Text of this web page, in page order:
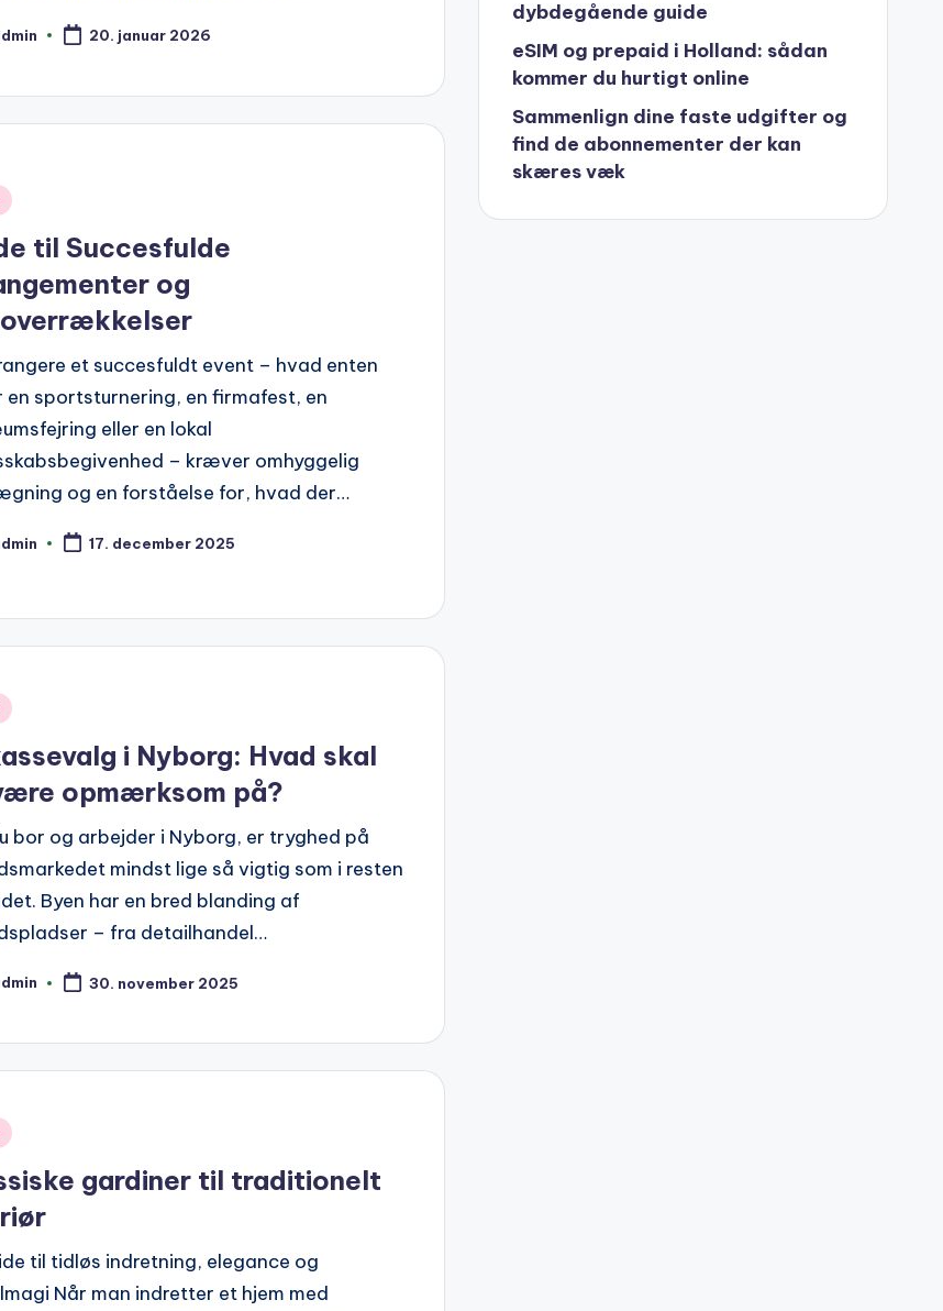
20. januar 2026
til Succesfulde
og
et succesfuldt event – hvad enten
en sportsturnering, en firmafest, en
eller en lokal
– kræver omhyggelig
og en forståelse for, hvad der…
17. december 2025
i Nyborg: Hvad skal
opmærksom på?
bor og arbejder i Nyborg, er tryghed på
mindst lige så vigtig som i resten
Byen har en bred blanding af
– fra detailhandel…
30. november 2025
gardiner til traditionelt
til tidløs indretning, elegance og
Når man indretter et hjem med
dybdegående guide
eSIM og prepaid i Holland: sådan
kommer du hurtigt online
Sammenlign dine faste udgifter og
find de abonnementer der kan
skæres væk